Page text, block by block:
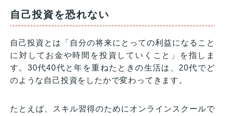
自己投資を恐れない
自己投資とは「自分の将来にとっての利益になること
に対してお金や時間を投資していくこと」を指しま
す。30代40代と年を重ねたときの生活は、20代でど
のような自己投資をしたかで変わってきます。
たとえば、スキル習得のためにオンラインスクールで